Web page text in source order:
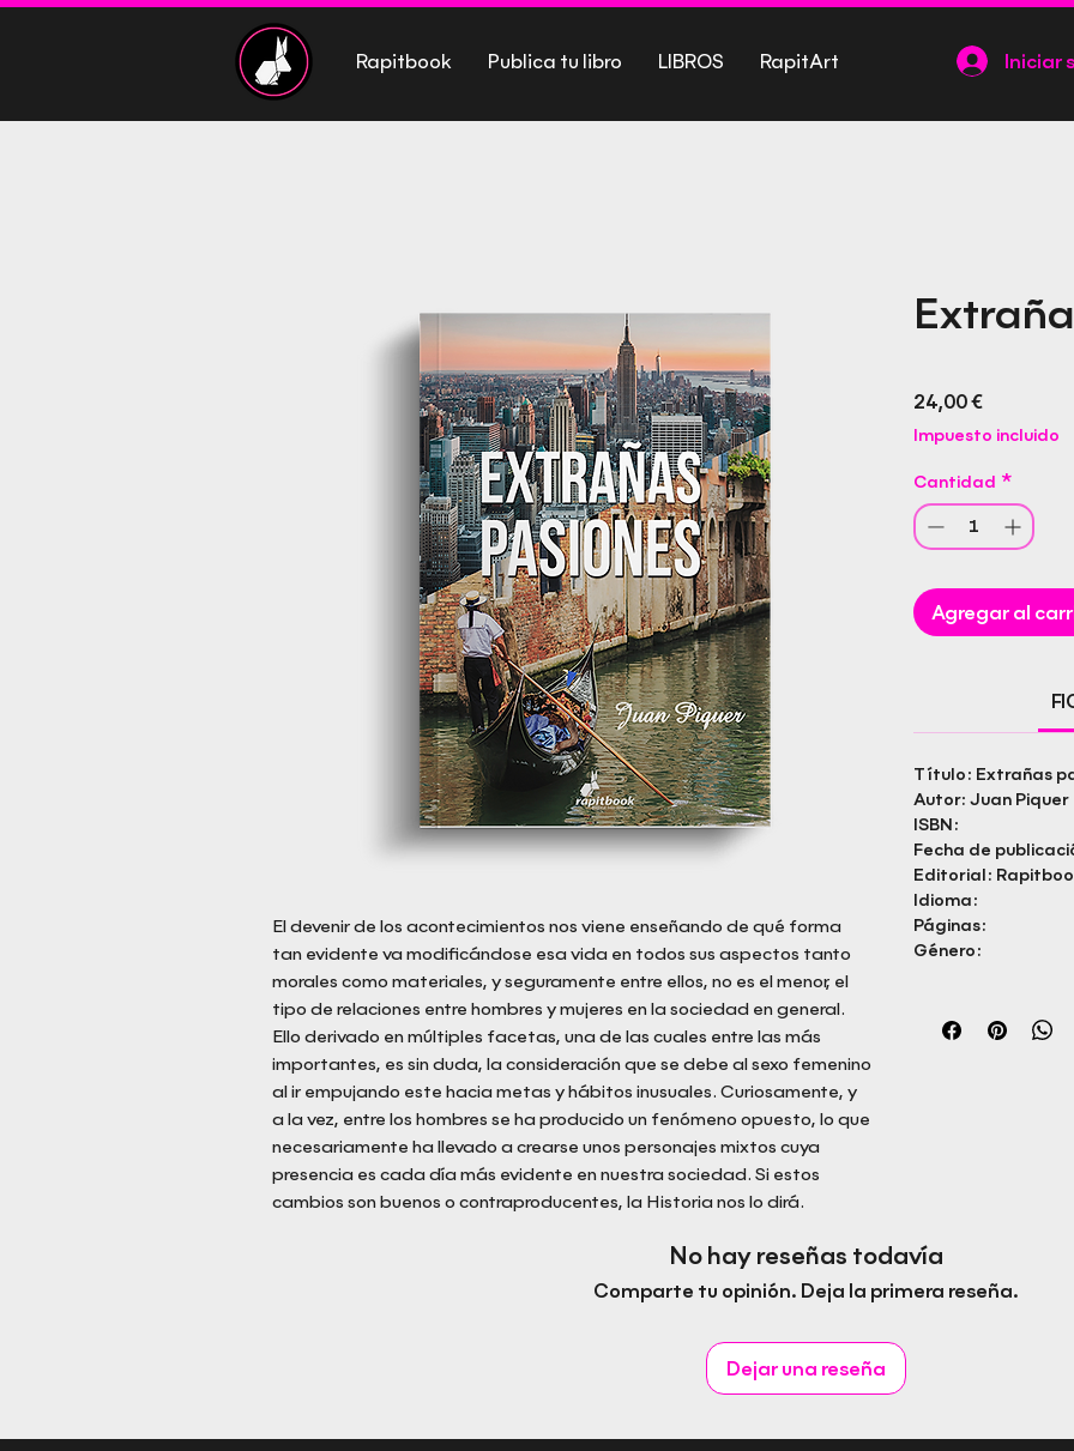
Rapitbook Publica tu libro LIBROS RapitArt Iniciar
El devenir de los acontecimientos nos viene enseñando de qué forma
tan evidente va modificándose esa vida en todos sus aspectos tanto
morales como materiales, y seguramente entre ellos, no es el menor, el
tipo de relaciones entre hombres y mujeres en la sociedad en general.
Ello derivado en múltiples facetas, una de las cuales entre las más
importantes, es sin duda, la consideración que se debe al sexo femenino
al ir empujando este hacia metas y hábitos inusuales. Curiosamente, y
a la vez, entre los hombres se ha producido un fenómeno opuesto, lo que
necesariamente ha llevado a crearse unos personajes mixtos cuya
presencia es cada día más evidente en nuestra sociedad. Si estos
cambios son buenos o contraproducentes, la Historia nos lo dirá.
24,00 €Precio
Impuesto incluido
Cantidad *
Agregar al
Título: Extrañas
Autor: Juan Piquer
ISBN:
Fecha de
Editorial:
Idioma:
Páginas:
Género:
No hay reseñas todavía
Comparte tu opinión. Deja la primera reseña.
Dejar una reseña